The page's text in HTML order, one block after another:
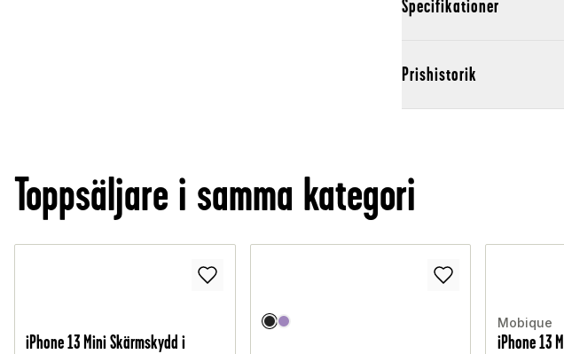
Specifikationer
Prishistorik
Toppsäljare i samma kategori
iPhone 13 Mini Skärmskydd i
Mobique
iPhone 13